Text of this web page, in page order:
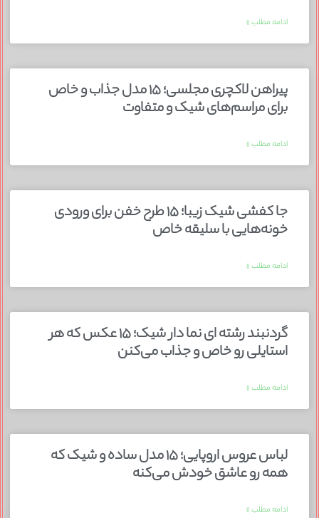
ادامه مطلب »
پیراهن لاکچری مجلسی؛ ۱۵ مدل جذاب و خاص
برای مراسم‌های شیک و متفاوت
ادامه مطلب »
جا کفشی شیک زیبا؛ ۱۵ طرح خفن برای ورودی
خونه‌هایی با سلیقه خاص
ادامه مطلب »
گردنبند رشته ای نما دار شیک؛ ۱۵ عکس که هر
استایلی رو خاص و جذاب می‌کنن
ادامه مطلب »
لباس عروس اروپایی؛ ۱۵ مدل ساده و شیک که
همه رو عاشق خودش می‌کنه
ادامه مطلب »